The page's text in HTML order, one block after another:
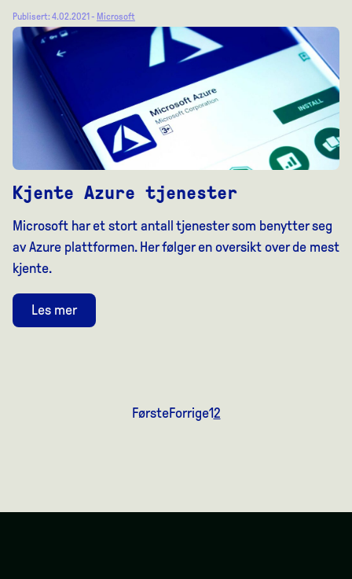
Publisert: 4.02.2021 - Microsoft
Kjente Azure tjenester
Microsoft har et stort antall tjenester som benytter seg
av Azure plattformen. Her følger en oversikt over de mest
kjente.
Les mer
FørsteForrige12